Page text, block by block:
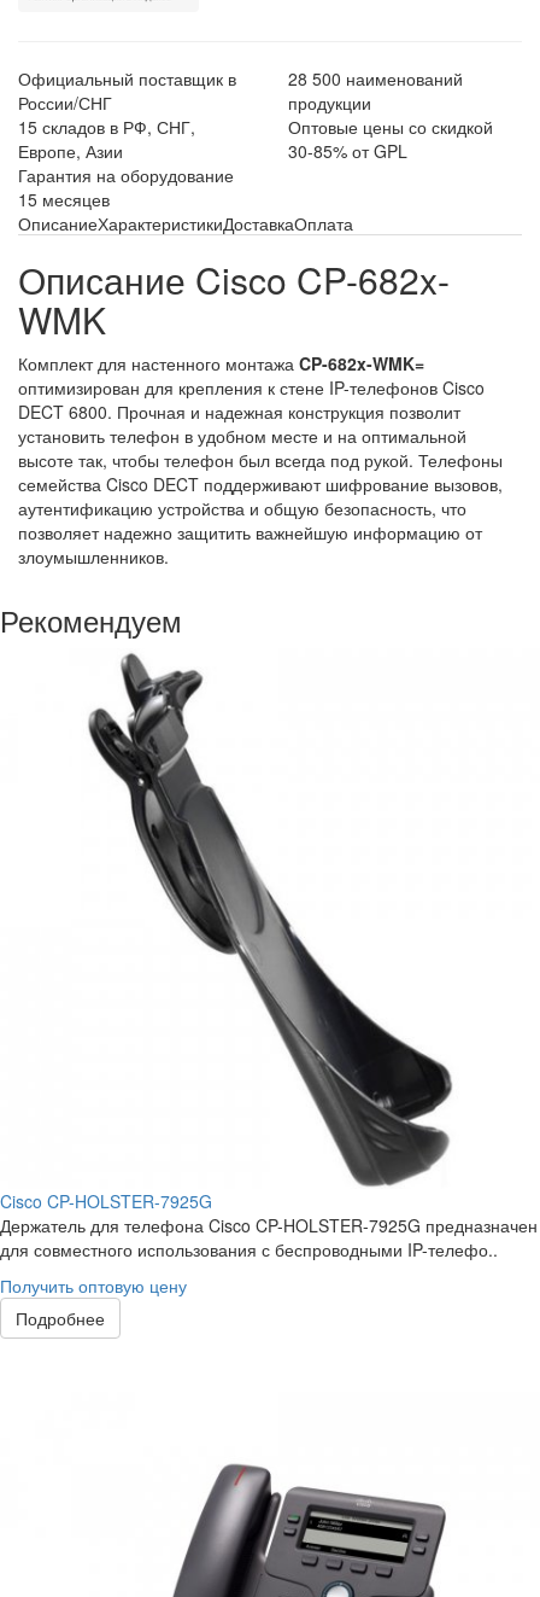
Официальный поставщик в
России/СНГ
28 500 наименований
продукции
15 складов в РФ, СНГ,
Европе, Азии
Оптовые цены со скидкой
30-85% от GPL
Гарантия на оборудование
15 месяцев
ОписаниеХарактеристикиДоставкаОплата
Описание Cisco CP-682x-
WMK
Комплект для настенного монтажа CP-682x-WMK=
оптимизирован для крепления к стене IP-телефонов Cisco
DECT 6800. Прочная и надежная конструкция позволит
установить телефон в удобном месте и на оптимальной
высоте так, чтобы телефон был всегда под рукой. Телефоны
семейства Cisco DECT поддерживают шифрование вызовов,
аутентификацию устройства и общую безопасность, что
позволяет надежно защитить важнейшую информацию от
злоумышленников.
Рекомендуем
Cisco CP-HOLSTER-7925G
Держатель для телефона Cisco CP-HOLSTER-7925G предназначен
для совместного использования с беспроводными IP-телефо..
Получить оптовую цену
Подробнее